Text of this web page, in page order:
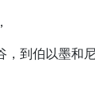
到伯以墨和